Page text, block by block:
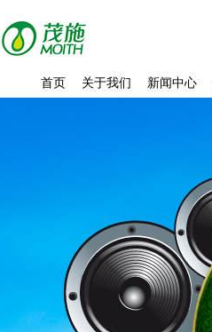
首页 关于我们 新闻中心